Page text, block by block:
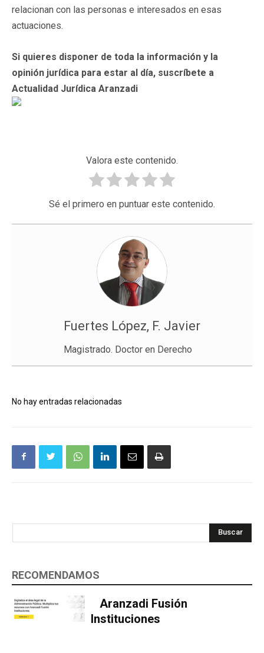
relacionan con las personas e interesados en esas
actuaciones.
Si quieres disponer de toda la información y la
opinión jurídica para estar al día, suscríbete a
Actualidad Jurídica Aranzadi
Valora este contenido.
Sé el primero en puntuar este contenido.
Fuertes López, F. Javier
Magistrado. Doctor en Derecho
No hay entradas relacionadas
Buscar
RECOMENDAMOS
Aranzadi Fusión
Instituciones